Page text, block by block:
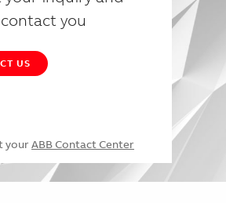
you
US
your ABB Contact Center